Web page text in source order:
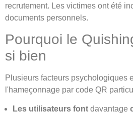
recrutement. Les victimes ont été
documents personnels.
Pourquoi le
si bien
Plusieurs facteurs psychologiques
l'hameçonnage par code QR
Les utilisateurs font davantage